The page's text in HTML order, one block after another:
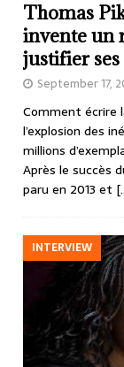
Thomas
invente un
justifier
September 17,
Comment écrire
l’explosion des
millions
Après le succès
paru en 2013 et
INTERVIEW